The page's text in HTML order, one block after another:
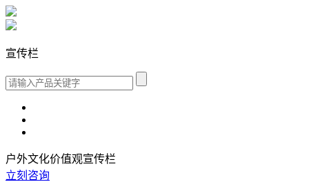
宣传栏
户外文化价值观宣传栏
立刻咨询